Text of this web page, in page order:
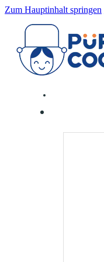
Zum Hauptinhalt springen